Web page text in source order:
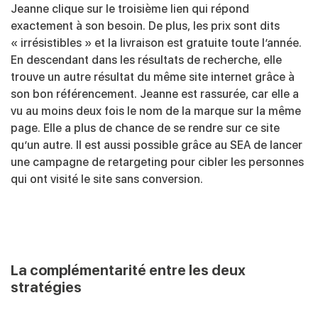
Jeanne clique sur le troisième lien qui répond
exactement à son besoin. De plus, les prix sont dits
« irrésistibles » et la livraison est gratuite toute l’année.
En descendant dans les résultats de recherche, elle
trouve un autre résultat du même site internet grâce à
son bon référencement. Jeanne est rassurée, car elle a
vu au moins deux fois le nom de la marque sur la même
page. Elle a plus de chance de se rendre sur ce site
qu’un autre. Il est aussi possible grâce au SEA de lancer
une campagne de retargeting pour cibler les personnes
qui ont visité le site sans conversion.
La complémentarité entre les deux
stratégies